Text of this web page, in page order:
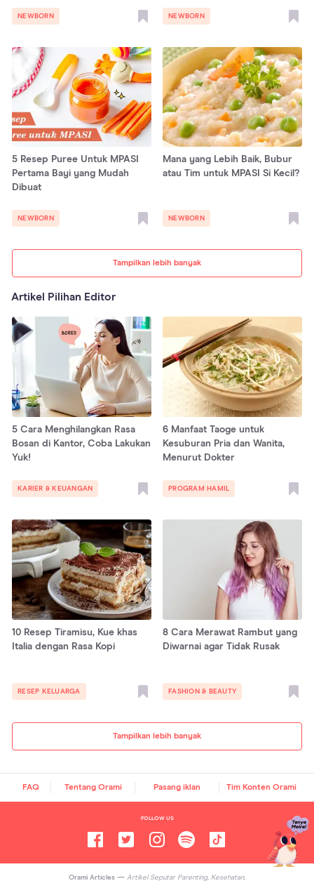
Tampilkan lebih banyak
NEWBORN NEWBORN
5 Resep Puree Untuk MPASI
Pertama Bayi yang Mudah
Dibuat
NEWBORN
Mana yang Lebih Baik, Bubur
atau Tim untuk MPASI Si Kecil?
NEWBORN
Artikel Pilihan Editor
Tampilkan lebih banyak
5 Cara Menghilangkan Rasa
Bosan di Kantor, Coba Lakukan
Yuk!
KARIER & KEUANGAN
6 Manfaat Taoge untuk
Kesuburan Pria dan Wanita,
Menurut Dokter
PROGRAM HAMIL
10 Resep Tiramisu, Kue khas
Italia dengan Rasa Kopi
RESEP KELUARGA
8 Cara Merawat Rambut yang
Diwarnai agar Tidak Rusak
FASHION & BEAUTY
FAQ Tentang Orami Pasang iklan Tim Konten Orami
FOLLOW US
Orami Articles — Artikel Seputar Parenting, Kesehatan,